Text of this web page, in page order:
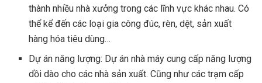
thành nhiều nhà xưởng trong các lĩnh vực khác nhau. Có
thể kể đến các loại gia công đúc, rèn, dệt, sản xuất
hàng hóa tiêu dùng…
Dự án năng lượng: Dự án nhà máy cung cấp năng lượng
dồi dào cho các nhà sản xuất. Cũng như các trạm cấp